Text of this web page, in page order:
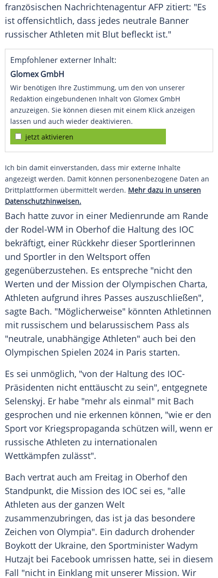
französischen Nachrichtenagentur AFP zitiert: "Es
ist offensichtlich, dass jedes neutrale Banner
russischer Athleten mit Blut befleckt ist."
Empfohlener externer Inhalt:
Glomex GmbH
Wir benötigen Ihre Zustimmung, um den von unserer
Redaktion eingebundenen Inhalt von Glomex GmbH
anzuzeigen. Sie können diesen mit einem Klick anzeigen
lassen und auch wieder deaktivieren.
jetzt aktivieren
Ich bin damit einverstanden, dass mir externe Inhalte
angezeigt werden. Damit können personenbezogene Daten an
Drittplattformen übermittelt werden. Mehr dazu in unseren
Datenschutzhinweisen.
Bach hatte zuvor in einer Medienrunde am Rande
der Rodel-WM in Oberhof die Haltung des IOC
bekräftigt, einer Rückkehr dieser Sportlerinnen
und Sportler in den Weltsport offen
gegenüberzustehen. Es entspreche "nicht den
Werten und der Mission der Olympischen Charta,
Athleten aufgrund ihres Passes auszuschließen",
sagte Bach. "Möglicherweise" könnten Athletinnen
mit russischem und belarussischem Pass als
"neutrale, unabhängige Athleten" auch bei den
Olympischen Spielen 2024 in Paris starten.
Es sei unmöglich, "von der Haltung des IOC-
Präsidenten nicht enttäuscht zu sein", entgegnete
Selenskyj. Er habe "mehr als einmal" mit Bach
gesprochen und nie erkennen können, "wie er den
Sport vor Kriegspropaganda schützen will, wenn er
russische Athleten zu internationalen
Wettkämpfen zulässt".
Bach vertrat auch am Freitag in Oberhof den
Standpunkt, die Mission des IOC sei es, "alle
Athleten aus der ganzen Welt
zusammenzubringen, das ist ja das besondere
Zeichen von Olympia". Ein dadurch drohender
Boykott der Ukraine, den Sportminister Wadym
Hutzajt bei Facebook umrissen hatte, sei in diesem
Fall "nicht in Einklang mit unserer Mission. Wir